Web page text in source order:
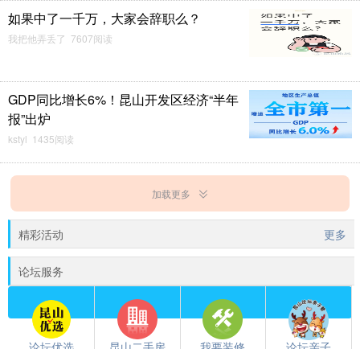
如果中了一千万，大家会辞职么？
我把他弄丢了 7607阅读
GDP同比增长6%！昆山开发区经济“半年
报”出炉
kstyl 1435阅读
加载更多
精彩活动 更多
论坛服务